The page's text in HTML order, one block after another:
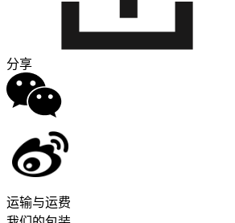
分享
运输与运费